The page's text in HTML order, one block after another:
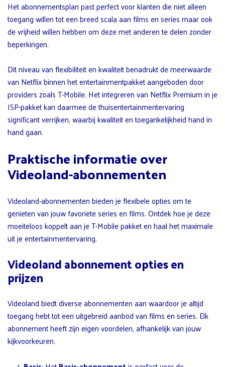
Het abonnementsplan past perfect voor klanten die niet alleen
toegang willen tot een breed scala aan films en series maar ook
de vrijheid willen hebben om deze met anderen te delen zonder
beperkingen.
Dit niveau van flexibiliteit en kwaliteit benadrukt de meerwaarde
van Netflix binnen het entertainmentpakket aangeboden door
providers zoals T-Mobile. Het integreren van Netflix Premium in je
ISP-pakket kan daarmee de thuisentertainmentervaring
significant verrijken, waarbij kwaliteit en toegankelijkheid hand in
hand gaan.
Praktische informatie over
Videoland-abonnementen
Videoland-abonnementen bieden je flexibele opties om te
genieten van jouw favoriete series en films. Ontdek hoe je deze
moeiteloos koppelt aan je T-Mobile pakket en haal het maximale
uit je entertainmentervaring.
Videoland abonnement opties en
prijzen
Videoland biedt diverse abonnementen aan waardoor je altijd
toegang hebt tot een uitgebreid aanbod van films en series. Elk
abonnement heeft zijn eigen voordelen, afhankelijk van jouw
kijkvoorkeuren.